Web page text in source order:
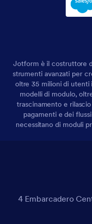
Jotform è il costruttore
strumenti avanzati per
oltre 35 milioni di
modelli di modulo,
trascinamento e
pagamenti e dei
necessitano di moduli
4 Embarcadero